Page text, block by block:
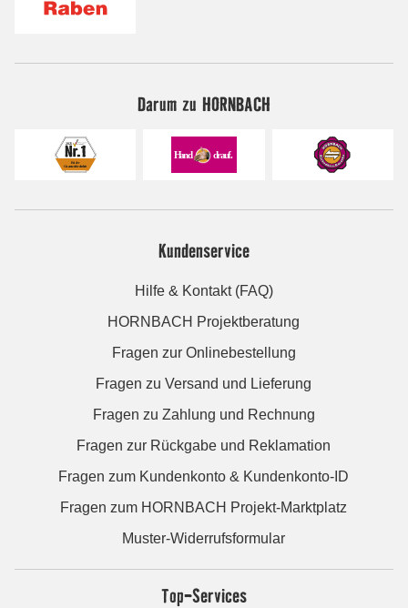
Darum zu HORNBACH
Kundenservice
Hilfe & Kontakt (FAQ)
HORNBACH Projektberatung
Fragen zur Onlinebestellung
Fragen zu Versand und Lieferung
Fragen zu Zahlung und Rechnung
Fragen zur Rückgabe und Reklamation
Fragen zum Kundenkonto & Kundenkonto-ID
Fragen zum HORNBACH Projekt-Marktplatz
Muster-Widerrufsformular
Top-Services